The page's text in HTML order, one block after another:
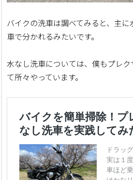
バイクの洗車は調べてみると、主
車で分かれるみたいです。
水なし洗車については、僕もプレ
て所々やっています。